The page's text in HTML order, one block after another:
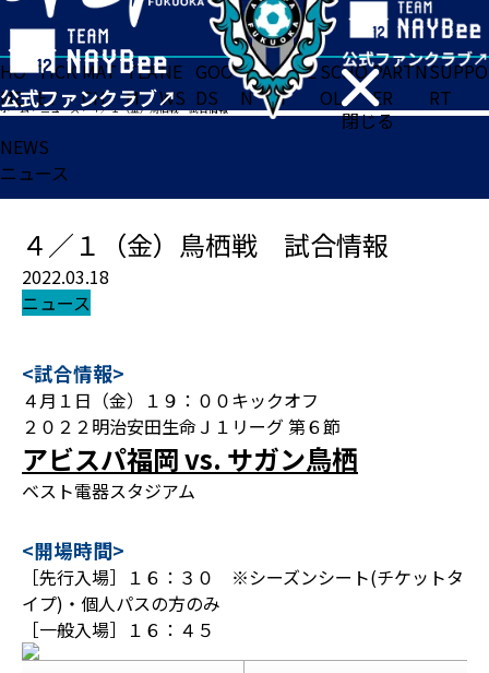
閉じる
HO
ME
TICK
ET
MAT
CH
TEA
M
NE
WS
GOO
DS
FA
N
ACADE
MY
SCHO
OL
PARTN
ER
SUPPO
RT
ホーム>ニュース>４／１（金）鳥栖戦 試合情報
NEWS
ニュース
４／１（金）鳥栖戦 試合情報
2022.03.18
ニュース
<試合情報>
４月１日（金）１９：００キックオフ
２０２２明治安田生命Ｊ１リーグ 第６節
アビスパ福岡 vs. サガン鳥栖
ベスト電器スタジアム
<開場時間>
［先行入場］１６：３０ ※シーズンシート(チケットタ
イプ)・個人パスの方のみ
［一般入場］１６：４５